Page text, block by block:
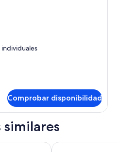
individuales
Comprobar disponibilidad
Modern